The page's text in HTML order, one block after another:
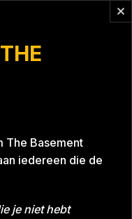
The Basement
iedereen die de
je niet hebt